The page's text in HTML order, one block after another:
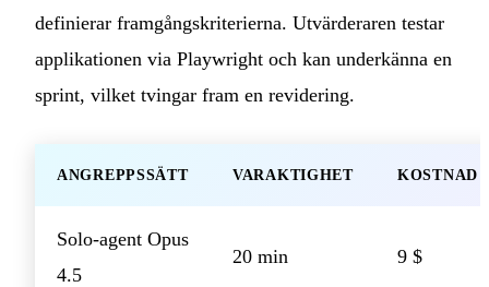
definierar framgångskriterierna. Utvärderaren testar
applikationen via Playwright och kan underkänna en
sprint, vilket tvingar fram en revidering.
ANGREPPSSÄTT VARAKTIGHET KOSTNAD
Solo-agent Opus
4.5
20 min 9 $